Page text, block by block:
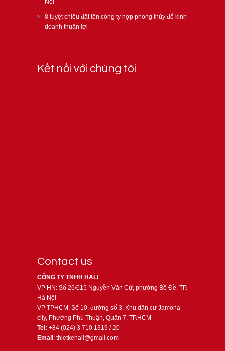
8 tuyệt chiêu đặt tên công ty hợp phong thủy để kinh
doanh thuận lợi
Kết nối với chúng tôi
Contact us
CÔNG TY TNHH HALI
VP HN: Số 26/615 Nguyễn Văn Cừ, phường Bồ Đề, TP.
Hà Nội
VP TPHCM: Số 10, đường số 3, Khu dân cư Jamona
city, Phường Phú Thuận, Quận 7, TP.HCM
Tel: +84 (024) 3 710 1319 / 20
Email: thietkehali@gmail.com